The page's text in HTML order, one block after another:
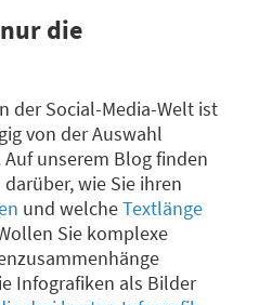
die
der Social-Media-Welt ist
von der Auswahl
unserem Blog finden
wie Sie ihren
und welcheTextlänge
Sie komplexe
Infografiken als Bilder